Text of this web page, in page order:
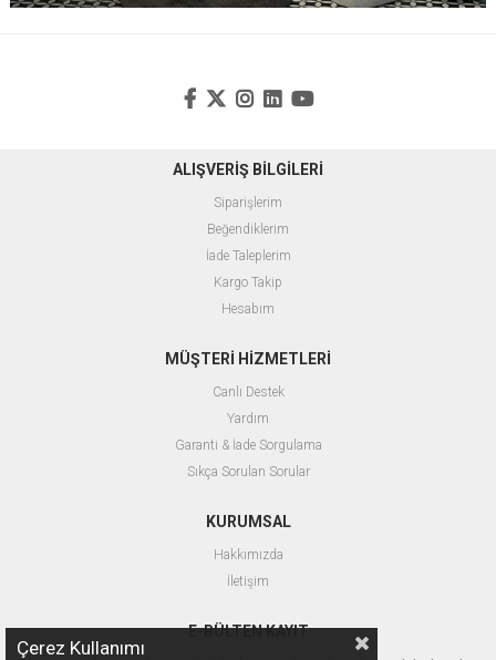
ALIŞVERİŞ BİLGİLERİ
Siparişlerim
Beğendiklerim
İade Taleplerim
Kargo Takip
Hesabım
MÜŞTERİ HİZMETLERİ
Canlı Destek
Yardım
Garanti & İade Sorgulama
Sıkça Sorulan Sorular
KURUMSAL
Hakkımızda
İletişim
E-BÜLTEN KAYIT
Çerez Kullanımı